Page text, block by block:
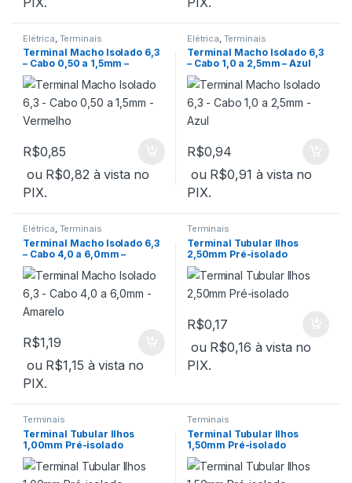
Elétrica Terminais
Terminal Macho Isolado 6,3
– Cabo 0,50 a 1,5mm –
Vermelho
R$0,85
ou R$0,82 à vista no
PIX.
Elétrica Terminais
Terminal Macho Isolado 6,3
– Cabo 1,0 a 2,5mm – Azul
R$0,94
ou R$0,91 à vista no
PIX.
Elétrica, Terminais
Terminal Macho Isolado 6,3
– Cabo 4,0 a 6,0mm –
Amarelo
R$1,19
ou R$1,15 à vista no
PIX.
Terminais
Terminal Tubular Ilhos
2,50mm Pré-isolado
R$0,17
ou R$0,16 à vista no
PIX.
Terminais
Terminal Tubular Ilhos
1,00mm Pré-isolado
Terminais
Terminal Tubular Ilhos
1,50mm Pré-isolado